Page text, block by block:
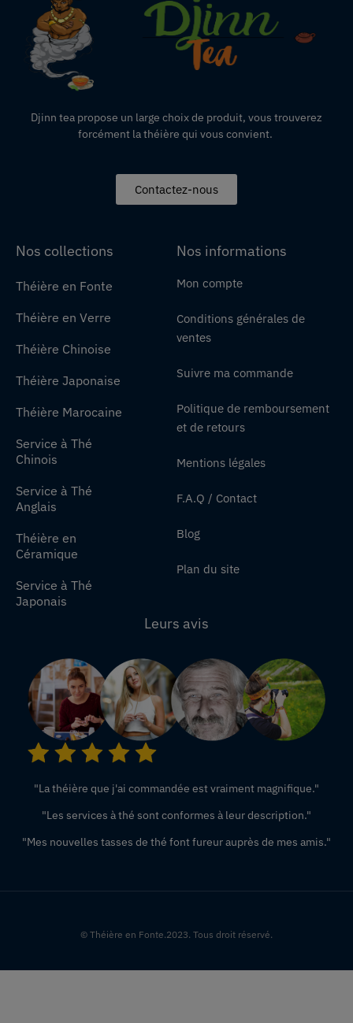
Djinn tea propose un large choix de produit, vous trouverez
forcément la théière qui vous convient.
Contactez-nous
Nos collections
Théière en Fonte
Théière en Verre
Théière Chinoise
Théière Japonaise
Théière Marocaine
Service à Thé
Chinois
Service à Thé
Anglais
Théière en
Céramique
Service à Thé
Japonais
Nos informations
Mon compte
Conditions générales de
ventes
Suivre ma commande
Politique de remboursement
et de retours
Mentions légales
F.A.Q / Contact
Blog
Plan du site
Leurs avis
"La théière que j'ai commandée est vraiment magnifique."
"Les services à thé sont conformes à leur description."
"Mes nouvelles tasses de thé font fureur auprès de mes amis."
© Théière en Fonte.2023. Tous droit réservé.